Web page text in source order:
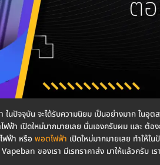
นปัจจุบัน จะได้รับความนิยม เป็นอย่างมาก ใน
ฟ้า เปิดใหม่มากมายเลย นั่นเองครับผม และ ต้
ฟฟ้า หรือ พอตไฟฟ้า เปิดใหม่มากมายเลย ทำให้ใ
ของเรา มีเรทราคาส่ง มาให้แล้วครับ